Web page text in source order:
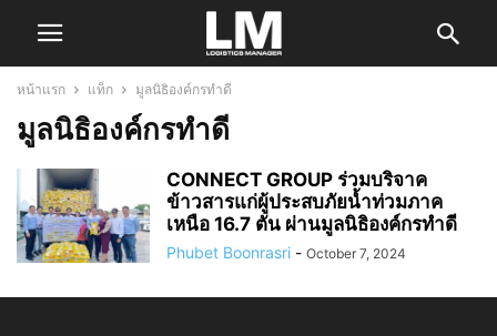
หน้าแรก แท็ก มูลนิธิองค์กรทำดี
มูลนิธิองค์กรทำดี
CONNECT GROUP ร่วมบริจาค
ข้าวสารแก่ผู้ประสบภัยน้ำท่วมภาค
เหนือ 16.7 ตัน ผ่านมูลนิธิองค์กรทำดี
Phubet Boonrasri - October 7, 2024